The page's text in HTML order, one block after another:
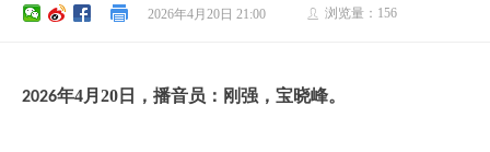
2026年4月20日 21:00 ꄑ 浏览量： 156
2026年4月 20 日，播音员：刚强，宝晓峰。